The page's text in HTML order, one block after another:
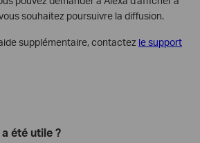
souhaitez poursuivre la diffusion.
supplémentaire, contactez le support
été utile ?